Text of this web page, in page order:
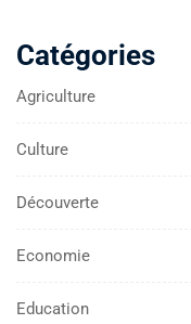
Catégories
Agriculture
Culture
Découverte
Economie
Education